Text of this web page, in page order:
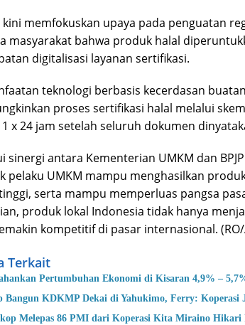
kini memfokuskan upaya pada penguatan
masyarakat bahwa produk halal
digitalisasi layanan sertifikasi.
teknologi berbasis kecerdasan
proses sertifikasi halal melalui
x 24 jam setelah seluruh dokumen
sinergi antara Kementerian UMKM dan
pelaku UMKM mampu menghasilkan
serta mampu memperluas pangsa
produk lokal Indonesia tidak hanya
kompetitif di pasar internasional.
Terkait
Pertumbuhan Ekonomi di Kisaran 4,9% –
Bangun KDKMP Dekai di Yahukimo, Ferry: Koperasi
Melepas 86 PMI dari Koperasi Kita Miraino Hikari